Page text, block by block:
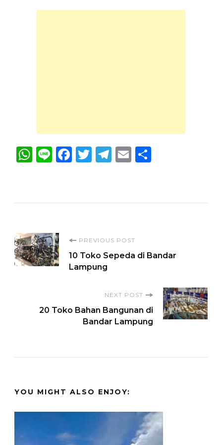
WhatsApp
LineFacebook
Twitter
Telegram
Email
Post
Navigation
PREVIOUS POST
10 Toko Sepeda di Bandar
Lampung
NEXT POST
20 Toko Bahan Bangunan di
Bandar Lampung
YOU MIGHT ALSO ENJOY: